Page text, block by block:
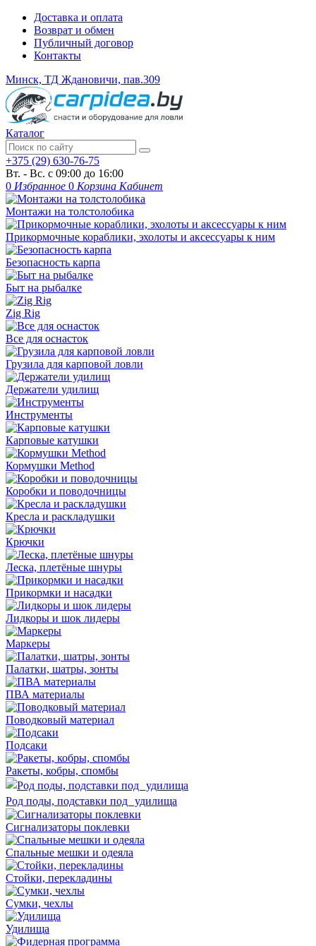
Доставка и оплата
Возврат и обмен
Публичный договор
Контакты
Минск, ТД Ждановичи, пав.309
Каталог
+375 (29) 630-76-75
Вт. - Вс. с 09:00 до 16:00
0 Избранное 0 Корзина Кабинет
Монтажи на толстолобика
Прикормочные кораблики, эхолоты и аксессуары к ним
Безопасность карпа
Быт на рыбалке
Zig Rig
Все для оснасток
Грузила для карповой ловли
Держатели удилищ
Инструменты
Карповые катушки
Кормушки Method
Коробки и поводочницы
Кресла и раскладушки
Крючки
Леска, плетёные шнуры
Прикормки и насадки
Лидкоры и шок лидеры
Маркеры
Палатки, шатры, зонты
ПВА материалы
Поводковый материал
Подсаки
Ракеты, кобры, спомбы
Род поды, подставки под удилища
Сигнализаторы поклевки
Спальные мешки и одеяла
Стойки, перекладины
Сумки, чехлы
Удилища